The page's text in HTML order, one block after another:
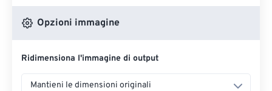
Opzioni immagine
Ridimensiona l'immagine di output
Mantieni le dimensioni originali